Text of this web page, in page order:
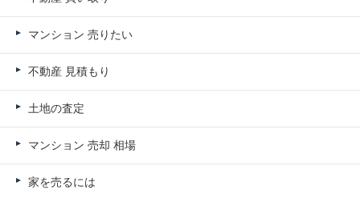
マンション 売りたい
不動産 見積もり
土地の査定
マンション 売却 相場
家を売るには